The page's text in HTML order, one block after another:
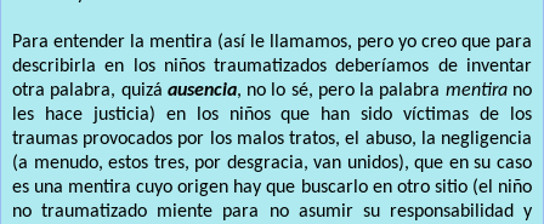
Para entender la mentira (así le llamamos, pero yo creo que para
describirla en los niños traumatizados deberíamos de inventar
otra palabra, quizá ausencia, no lo sé, pero la palabra mentirano
les hace justicia) en los niños que han sido víctimas de los
traumas provocados por los malos tratos, el abuso, la negligencia
(a menudo, estos tres, por desgracia, van unidos), que en su caso
es una mentira cuyo origen hay que buscarlo en otro sitio (el niño
no traumatizado miente para no asumir su responsabilidad y